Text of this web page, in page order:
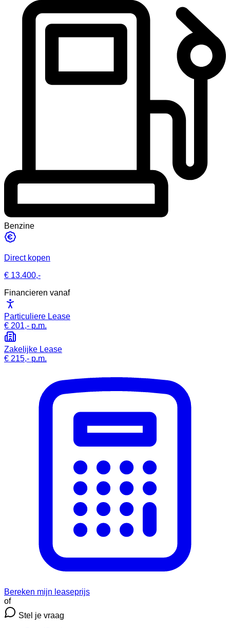
Benzine
Direct kopen
€ 13.400,-
Financieren vanaf
Particuliere Lease
€ 201,- p.m.
Zakelijke Lease
€ 215,- p.m.
Bereken mijn leaseprijs
of
Stel je vraag